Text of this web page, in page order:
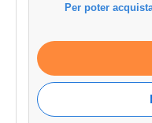
Per poter